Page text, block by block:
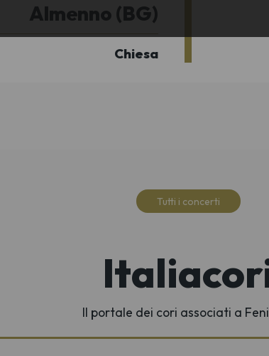
Almenno (BG)
Chiesa
Tutti i concerti
Il portale dei cori associati a